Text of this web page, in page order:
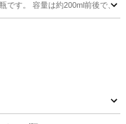
です。 容量は約200ml前後で